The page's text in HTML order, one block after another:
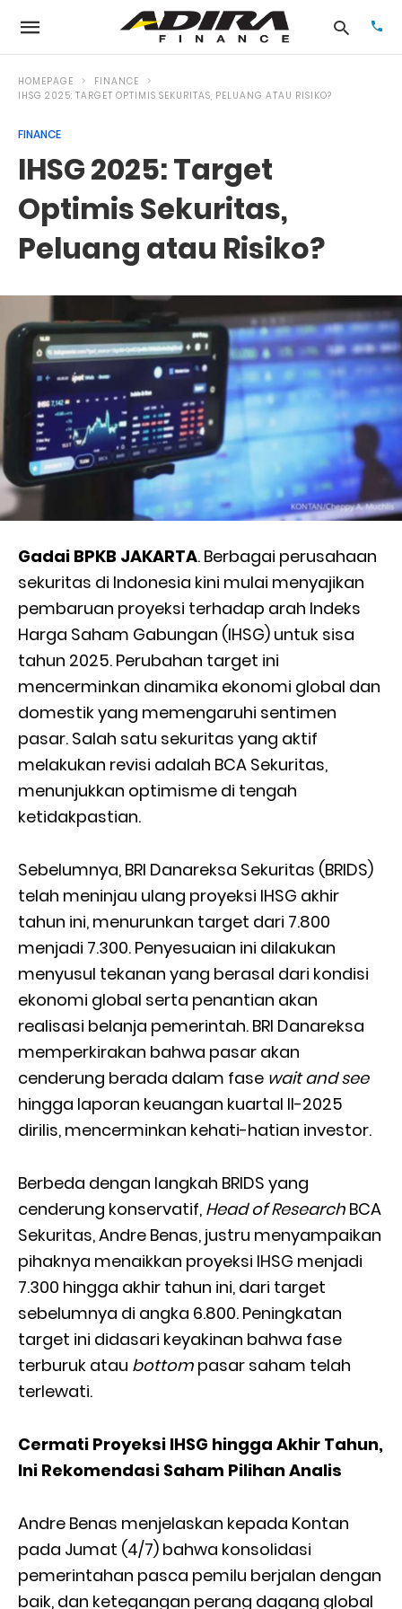
HOMEPAGE
FINANCE
IHSG 2025: TARGET OPTIMIS SEKURITAS, PELUANG ATAU RISIKO?
FINANCE
IHSG 2025: Target
Optimis Sekuritas,
Peluang atau Risiko?
Gadai BPKB JAKARTA. Berbagai perusahaan
sekuritas di Indonesia kini mulai menyajikan
pembaruan proyeksi terhadap arah Indeks
Harga Saham Gabungan (IHSG) untuk sisa
tahun 2025. Perubahan target ini
mencerminkan dinamika ekonomi global dan
domestik yang memengaruhi sentimen
pasar. Salah satu sekuritas yang aktif
melakukan revisi adalah BCA Sekuritas,
menunjukkan optimisme di tengah
ketidakpastian.
Sebelumnya, BRI Danareksa Sekuritas (BRIDS)
telah meninjau ulang proyeksi IHSG akhir
tahun ini, menurunkan target dari 7.800
menjadi 7.300. Penyesuaian ini dilakukan
menyusul tekanan yang berasal dari kondisi
ekonomi global serta penantian akan
realisasi belanja pemerintah. BRI Danareksa
memperkirakan bahwa pasar akan
cenderung berada dalam fase wait and see
hingga laporan keuangan kuartal II-2025
dirilis, mencerminkan kehati-hatian investor.
Berbeda dengan langkah BRIDS yang
cenderung konservatif, Head of Research BCA
Sekuritas, Andre Benas, justru menyampaikan
pihaknya menaikkan proyeksi IHSG menjadi
7.300 hingga akhir tahun ini, dari target
sebelumnya di angka 6.800. Peningkatan
target ini didasari keyakinan bahwa fase
terburuk atau bottom pasar saham telah
terlewati.
Cermati Proyeksi IHSG hingga Akhir Tahun,
Ini Rekomendasi Saham Pilihan Analis
Andre Benas menjelaskan kepada Kontan
pada Jumat (4/7) bahwa konsolidasi
pemerintahan pasca pemilu berjalan dengan
baik, dan ketegangan perang dagang global